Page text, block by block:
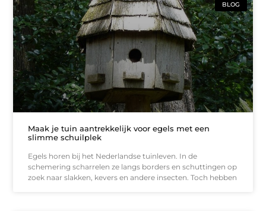
BLOG
Maak je tuin aantrekkelijk voor egels met een
slimme schuilplek
Egels horen bij het Nederlandse tuinleven. In de
schemering scharrelen ze langs borders en schuttingen op
zoek naar slakken, kevers en andere insecten. Toch hebben